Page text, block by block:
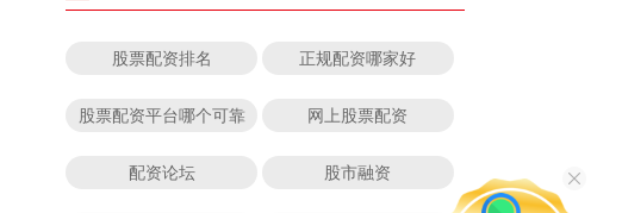
股票配资排名 正规配资哪家好
股票配资平台哪个可靠 网上股票配资
配资论坛 股市融资